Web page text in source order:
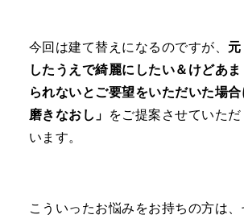
今回は建て替えになるのですが、
したうえで綺麗にしたい＆けどあ
られないとご要望をいただいた場
磨きなおし」
をご提案させていた
います。
こういったお悩みをお持ちの方は